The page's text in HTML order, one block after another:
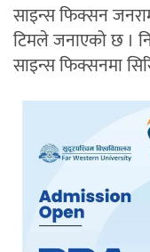
साइन्स फिक्सन
टिमले जनाएको छ ।
साइन्स फिक्सनमा